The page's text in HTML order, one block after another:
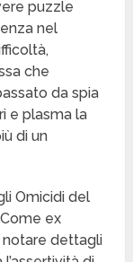
puzzle
nel
che
da spia
e plasma la
di un
Omicidi del
ex
notare dettagli